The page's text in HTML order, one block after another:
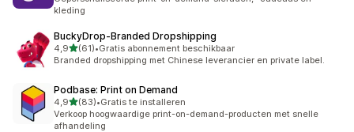
kleding
BuckyDrop‑Branded Dropshipping
4,9van 5 sterren
(61)
61 recensies in totaal
•Gratis abonnement beschikbaar
Branded dropshipping met Chinese leverancier en private label.
Podbase: Print on Demand
4,9van 5 sterren
(83)
83 recensies in totaal
•Gratis te installeren
Verkoop hoogwaardige print-on-demand-producten met snelle
afhandeling